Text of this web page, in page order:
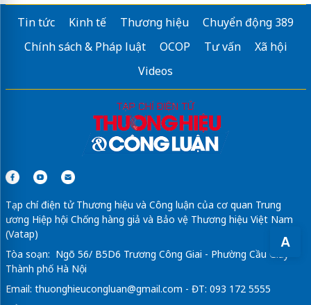
A
Tin tức Kinh tế Thương hiệu
Chuyển động 389
Chính sách & Pháp luật
OCOP Tư vấn
Xã hội
Videos
Tạp chí điện tử Thương hiệu và Công luận của cơ quan Trung
ương Hiệp hội Chống hàng giả và Bảo vệ Thương hiệu Việt Nam
(Vatap)
Tòa soạn: Ngõ 56/ B5D6 Trương Công Giai - Phường Cầu Giấy -
Thành phố Hà Nội
Email: thuonghieucongluan@gmail.com - ĐT: 093 172 5555